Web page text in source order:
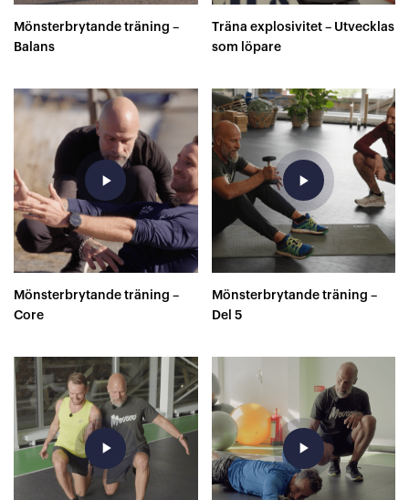
Mönsterbrytande träning –
Balans
Träna explosivitet – Utvecklas
som löpare
play_arrow
Mönsterbrytande träning –
Core
play_arrow
Mönsterbrytande träning –
Del 5
play_arrow play_arrow